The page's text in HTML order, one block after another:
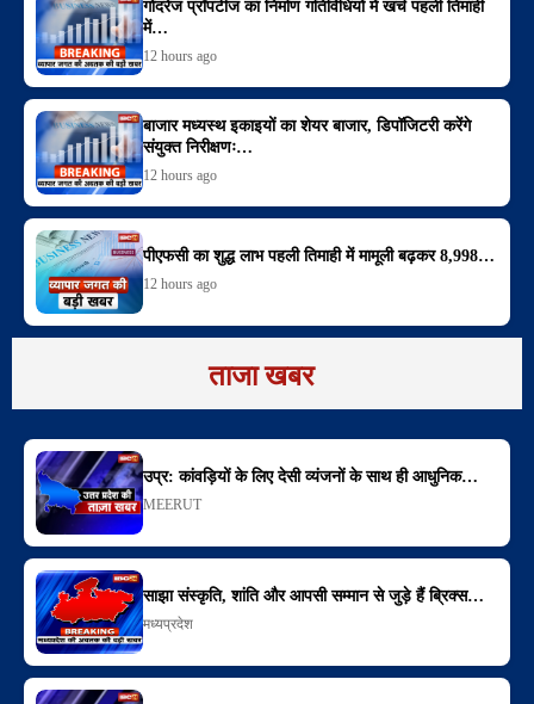
गोदरेज प्रॉपर्टीज का निर्माण गतिविधियों में खर्च पहली तिमाही
में…
12 hours ago
बाजार मध्यस्थ इकाइयों का शेयर बाजार, डिपॉजिटरी करेंगे
संयुक्त निरीक्षणः…
12 hours ago
पीएफसी का शुद्ध लाभ पहली तिमाही में मामूली बढ़कर 8,998…
12 hours ago
ताजा खबर
उप्र: कांवड़ियों के लिए देसी व्यंजनों के साथ ही आधुनिक…
MEERUT
साझा संस्कृति, शांति और आपसी सम्मान से जुड़े हैं ब्रिक्स…
मध्यप्रदेश